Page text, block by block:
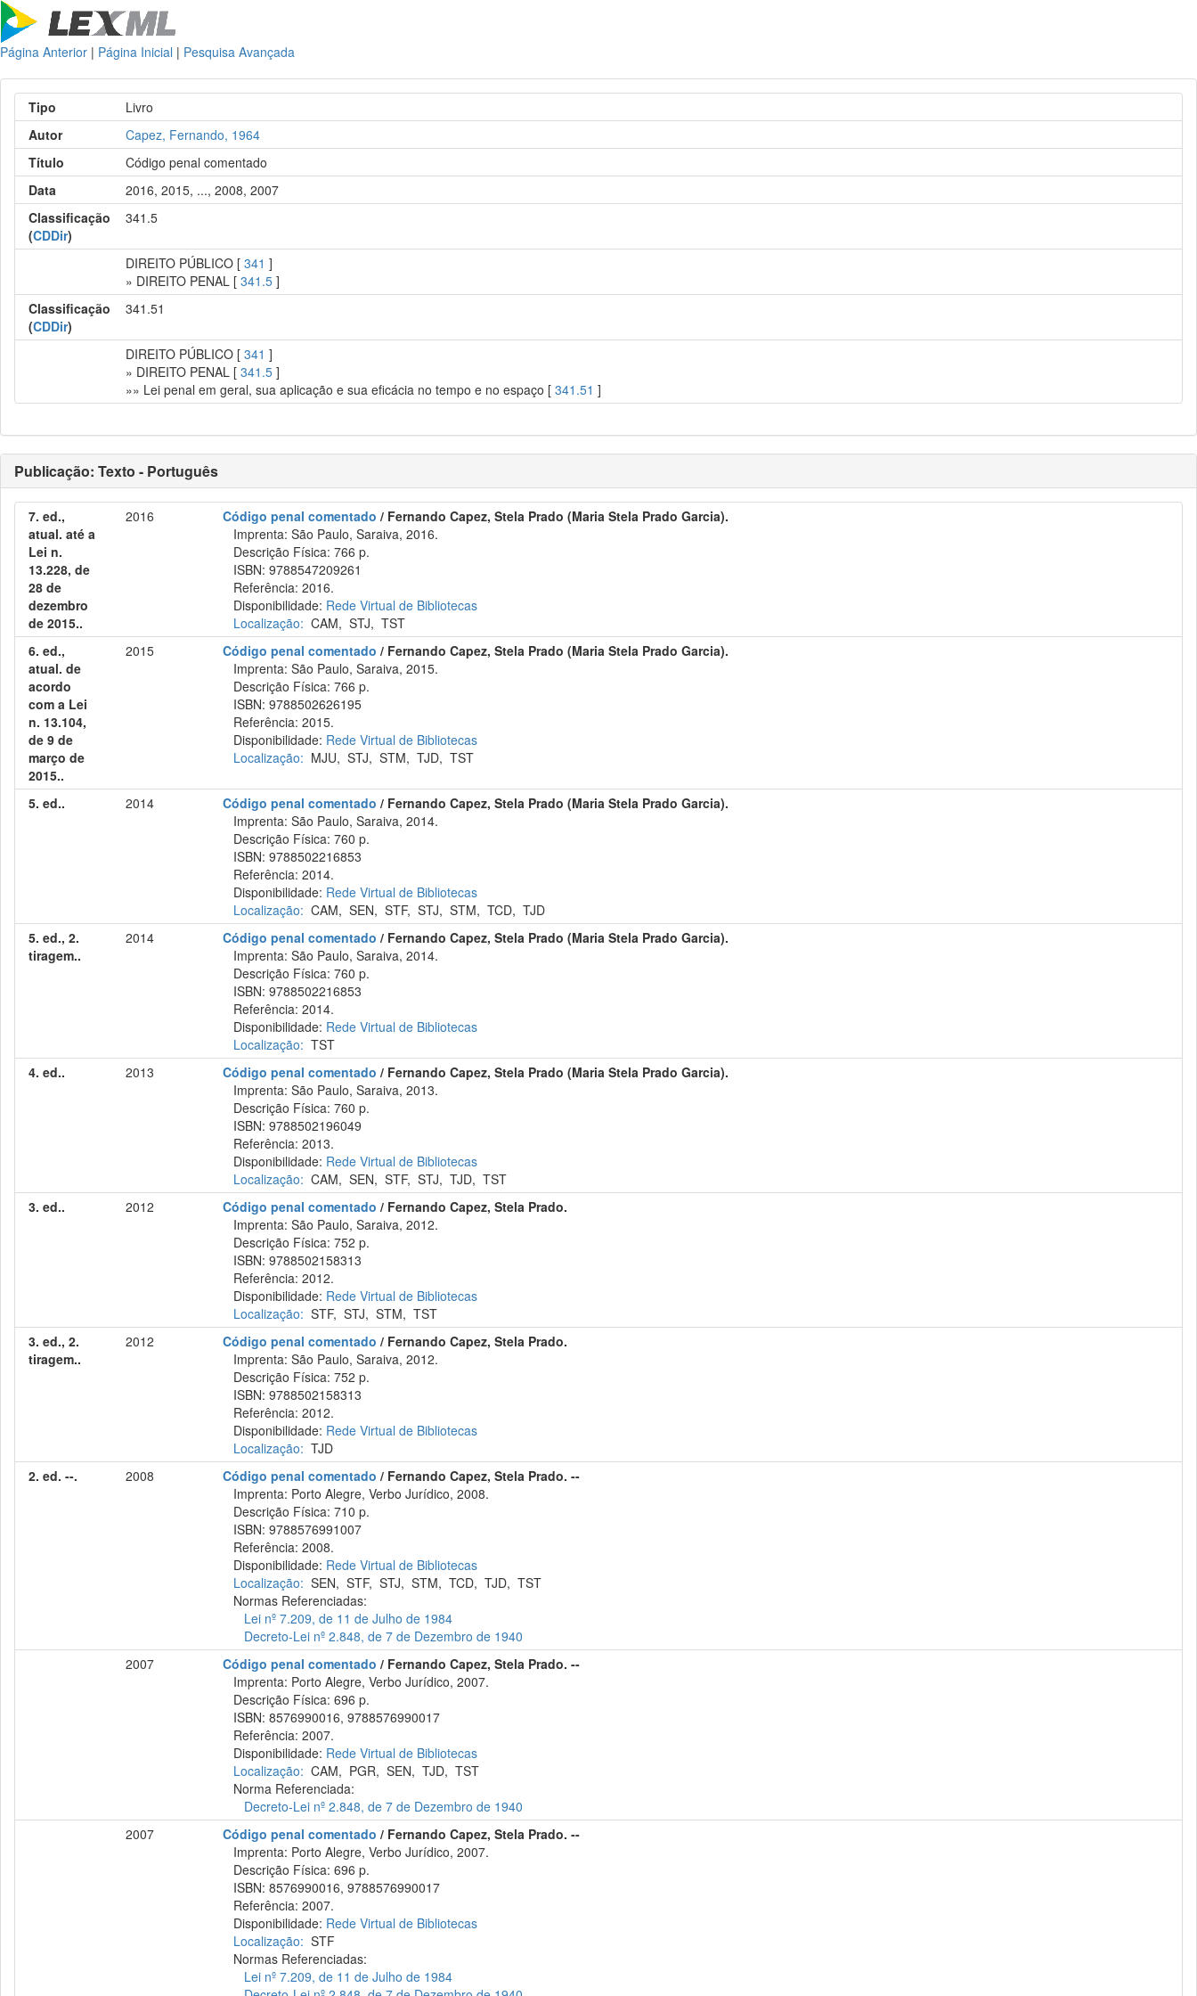
Página Anterior | Página Inicial | Pesquisa Avançada
Tipo
Livro
Autor
Capez, Fernando, 1964
Título
Código penal comentado
Data
2016, 2015, ..., 2008, 2007
Classificação
(CDDir)
341.5
DIREITO PÚBLICO [341 ]
» DIREITO PENAL [341.5 ]
Classificação
(CDDir)
341.51
DIREITO PÚBLICO [341 ]
» DIREITO PENAL [341.5 ]
»» Lei penal em geral, sua aplicação e sua eficácia no tempo e no espaço [341.51 ]
Publicação: Texto - Português
7. ed.,
atual. até a
Lei n.
13.228, de
28 de
dezembro
de 2015..
2016 Código penal comentado / Fernando Capez, Stela Prado (Maria Stela Prado Garcia).
Imprenta: São Paulo, Saraiva, 2016.
Descrição Física: 766 p.
ISBN: 9788547209261
Referência: 2016.
Disponibilidade: Rede Virtual de Bibliotecas
Localização: CAM,STJ,TST
6. ed.,
atual. de
acordo
com a Lei
n. 13.104,
de 9 de
março de
2015..
2015 Código penal comentado / Fernando Capez, Stela Prado (Maria Stela Prado Garcia).
Imprenta: São Paulo, Saraiva, 2015.
Descrição Física: 766 p.
ISBN: 9788502626195
Referência: 2015.
Disponibilidade: Rede Virtual de Bibliotecas
Localização: MJU,STJ,STM,TJD,TST
5. ed.. 2014 Código penal comentado / Fernando Capez, Stela Prado (Maria Stela Prado Garcia).
Imprenta: São Paulo, Saraiva, 2014.
Descrição Física: 760 p.
ISBN: 9788502216853
Referência: 2014.
Disponibilidade: Rede Virtual de Bibliotecas
Localização: CAM,SEN,STF,STJ,STM,TCD,TJD
5. ed., 2.
tiragem..
2014 Código penal comentado / Fernando Capez, Stela Prado (Maria Stela Prado Garcia).
Imprenta: São Paulo, Saraiva, 2014.
Descrição Física: 760 p.
ISBN: 9788502216853
Referência: 2014.
Disponibilidade: Rede Virtual de Bibliotecas
Localização: TST
4. ed..
2013 Código penal comentado / Fernando Capez, Stela Prado (Maria Stela Prado Garcia).
Imprenta: São Paulo, Saraiva, 2013.
Descrição Física: 760 p.
ISBN: 9788502196049
Referência: 2013.
Disponibilidade: Rede Virtual de Bibliotecas
Localização: CAM,SEN,STF,STJ,TJD,TST
3. ed..
2012 Código penal comentado / Fernando Capez, Stela Prado.
Imprenta: São Paulo, Saraiva, 2012.
Descrição Física: 752 p.
ISBN: 9788502158313
Referência: 2012.
Disponibilidade: Rede Virtual de Bibliotecas
Localização: STF,STJ,STM,TST
3. ed., 2.
tiragem..
2012 Código penal comentado / Fernando Capez, Stela Prado.
Imprenta: São Paulo, Saraiva, 2012.
Descrição Física: 752 p.
ISBN: 9788502158313
Referência: 2012.
Disponibilidade: Rede Virtual de Bibliotecas
Localização: TJD
2. ed. --.
2008 Código penal comentado / Fernando Capez, Stela Prado. --
Imprenta: Porto Alegre, Verbo Jurídico, 2008.
Descrição Física: 710 p.
ISBN: 9788576991007
Referência: 2008.
Disponibilidade: Rede Virtual de Bibliotecas
Localização: SEN,STF,STJ,STM,TCD,TJD,TST
Normas Referenciadas:
Lei nº 7.209, de 11 de Julho de 1984
Decreto-Lei nº 2.848, de 7 de Dezembro de 1940
2007
Código penal comentado / Fernando Capez, Stela Prado. --
Imprenta: Porto Alegre, Verbo Jurídico, 2007.
Descrição Física: 696 p.
ISBN: 8576990016, 9788576990017
Referência: 2007.
Disponibilidade: Rede Virtual de Bibliotecas
Localização: CAM, PGR,SEN,TJD,TST
Norma Referenciada:
Decreto-Lei nº 2.848, de 7 de Dezembro de 1940
2007
Código penal comentado / Fernando Capez, Stela Prado. --
Imprenta: Porto Alegre, Verbo Jurídico, 2007.
Descrição Física: 696 p.
ISBN: 8576990016, 9788576990017
Referência: 2007.
Disponibilidade: Rede Virtual de Bibliotecas
Localização: STF
Normas Referenciadas:
Lei nº 7.209, de 11 de Julho de 1984